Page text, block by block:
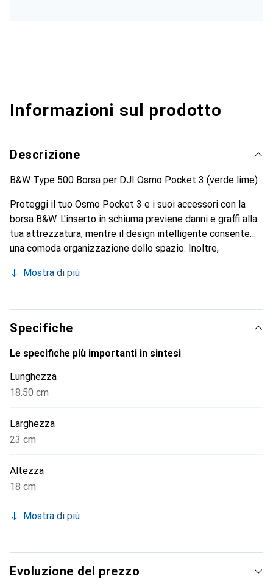
Informazioni sul prodotto
Descrizione
B&W Type 500 Borsa per DJI Osmo Pocket 3 (verde lime)
Proteggi il tuo Osmo Pocket 3 e i suoi accessori con la
borsa B&W. L'inserto in schiuma previene danni e graffi alla
tua attrezzatura, mentre il design intelligente consente
una comoda organizzazione dello spazio. Inoltre,
impermeabile e resistente alla polvere secondo lo
Mostra di più
Specifiche
Le specifiche più importanti in sintesi
Lunghezza
18.50 cm
Larghezza
23 cm
Altezza
18 cm
Mostra di più
Evoluzione del prezzo